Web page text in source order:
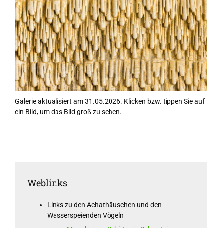
Galerie aktualisiert am 31.05.2026. Klicken bzw. tippen Sie auf
ein Bild, um das Bild groß zu sehen.
Weblinks
Links zu den Achathäuschen und den
Wasserspeienden Vögeln